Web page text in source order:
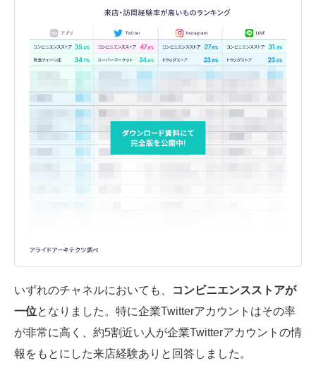
いずれのチャネルにおいても、
コンビニエンスストアが
一位となりました。特に企業Twitterアカウントはその率
が非常に高く、約5割近い人が企業Twitterアカウントの情
報をもとにした来店経験ありと回答しました。